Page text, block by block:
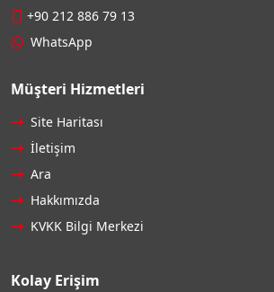
+90 212 886 79 13
WhatsApp
Müşteri Hizmetleri
Site Haritası
İletişim
Ara
Hakkımızda
KVKK Bilgi Merkezi
Kolay Erişim